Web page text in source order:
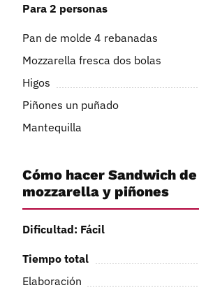
Para 2 personas
Pan de molde 4 rebanadas
Mozzarella fresca dos bolas
Higos
Piñones un puñado
Mantequilla
Cómo hacer Sandwich
mozzarella y piñones
Dificultad: Fácil
Tiempo total
Elaboración